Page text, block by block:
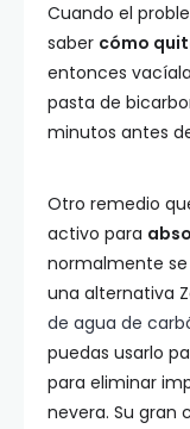
Cuando el
saber cómo
entonces
pasta de
minutos antes
Otro remedio
activo para
normalmente
una alternativa
de agua de
puedas usarlo
para eliminar
nevera. Su gran